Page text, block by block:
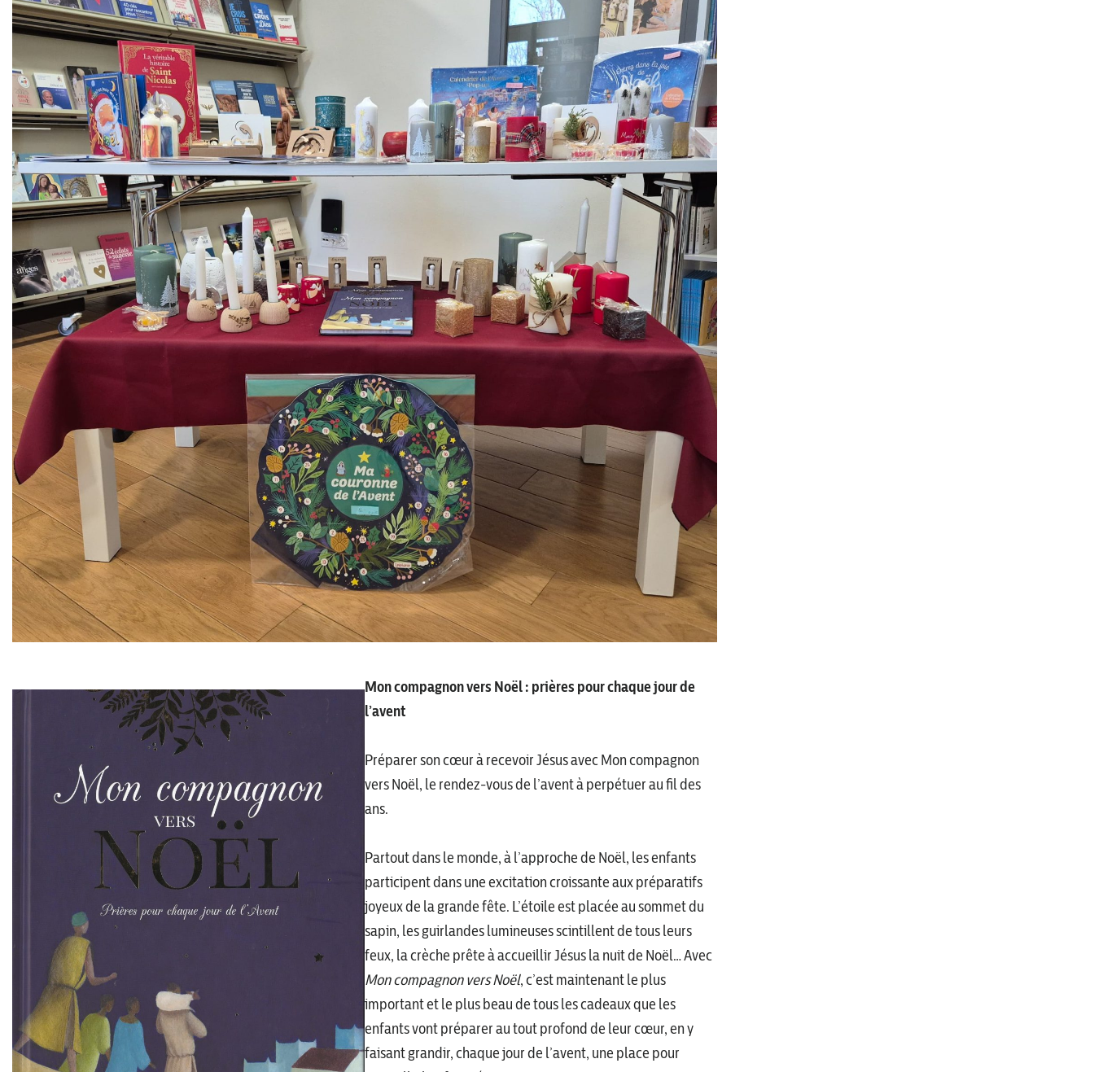
Mon compagnon vers Noël: prières pour chaque jour de
l’avent
Préparer son cœur à recevoir Jésus avec Mon compagnon
vers Noël, le rendez-vous de l’avent à perpétuer au fil des
ans.
Partout dans le monde, à l’approche de Noël, les enfants
participent dans une excitation croissante aux préparatifs
joyeux de la grande fête. L’étoile est placée au sommet du
sapin, les guirlandes lumineuses scintillent de tous leurs
feux, la crèche prête à accueillir Jésus la nuit de Noël… Avec
Mon compagnon vers Noël, c’est maintenant le plus
important et le plus beau de tous les cadeaux que les
enfants vont préparer au tout profond de leur cœur, en y
faisant grandir, chaque jour de l’avent, une place pour